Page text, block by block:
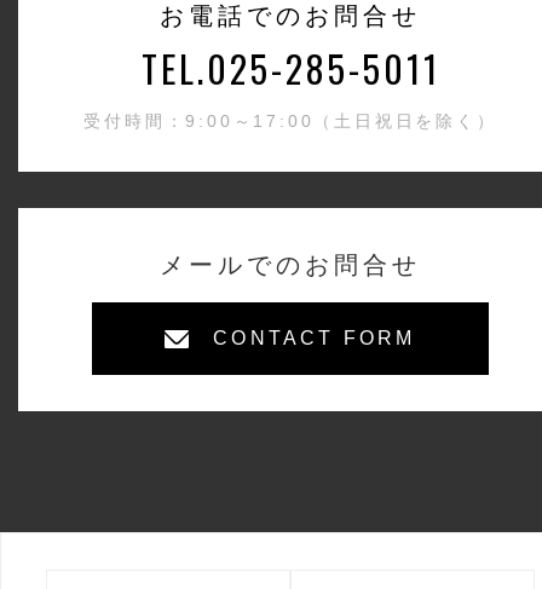
お電話でのお問合せ
TEL.025-285-5011
受付時間：9:00～17:00（土日祝日を除く）
メールでのお問合せ
CONTACT FORM